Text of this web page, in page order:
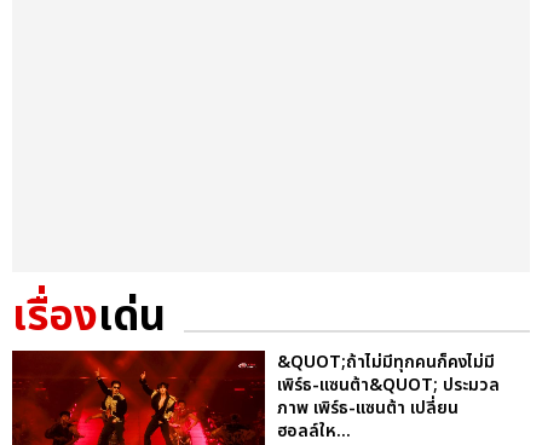
เรื่องเด่น
&QUOT;ถ้าไม่มีทุกคนก็คงไม่มี
เพิร์ธ-แซนต้า&QUOT; ประมวล
ภาพ เพิร์ธ-แซนต้า เปลี่ยน
ฮอลล์ให...